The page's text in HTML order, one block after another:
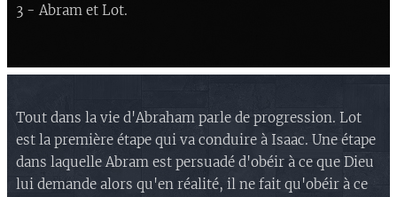
3 - Abram et Lot.
Tout dans la vie d'Abraham parle de progression. Lot
est la première étape qui va conduire à Isaac. Une étape
dans laquelle Abram est persuadé d'obéir à ce que Dieu
lui demande alors qu'en réalité, il ne fait qu'obéir à ce